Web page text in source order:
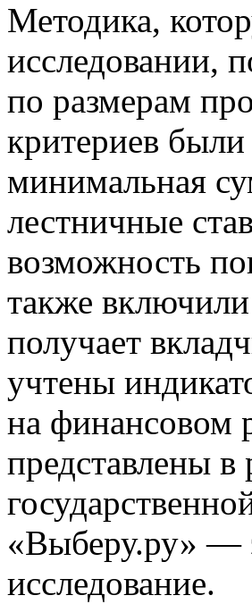
Методика,
исследовании,
по размерам
критериев
минимальная
лестничные
возможность
также
получает
учтены
на финансовом
представлены в
«Выберу.ру» —
исследование.